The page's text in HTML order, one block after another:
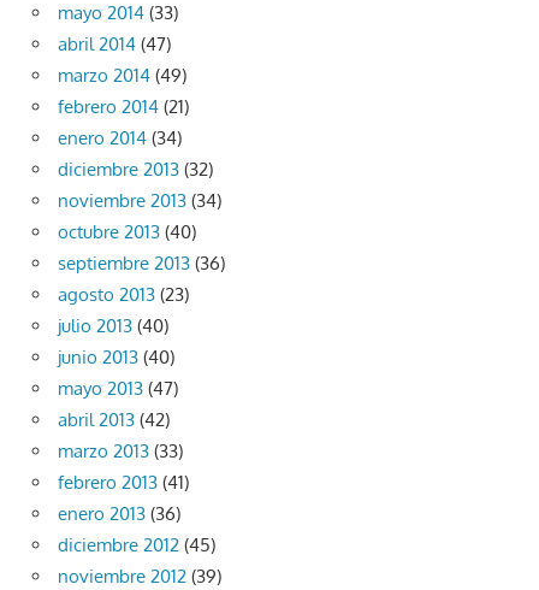
mayo 2014 (33)
abril 2014 (47)
marzo 2014 (49)
febrero 2014 (21)
enero 2014 (34)
diciembre 2013 (32)
noviembre 2013 (34)
octubre 2013 (40)
septiembre 2013 (36)
agosto 2013 (23)
julio 2013 (40)
junio 2013 (40)
mayo 2013 (47)
abril 2013 (42)
marzo 2013 (33)
febrero 2013 (41)
enero 2013 (36)
diciembre 2012 (45)
noviembre 2012 (39)